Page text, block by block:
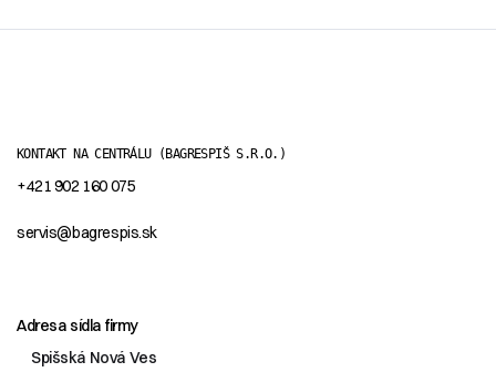
KONTAKT NA CENTRÁLU (BAGRESPIŠ S.R.O.)
+421 902 160 075
servis@bagrespis.sk
Adresa sídla firmy
Spišská Nová Ves